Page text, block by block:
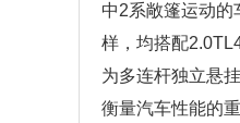
中2系敞篷运动
样，均搭配
为多连杆独立悬
衡量汽车性能的